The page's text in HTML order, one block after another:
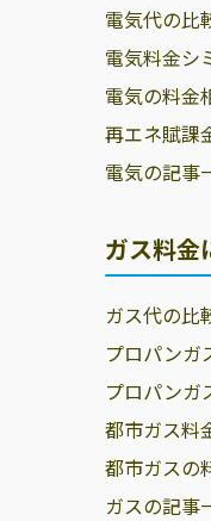
電気代の比
電気料金シ
電気の料金
再エネ賦課
電気の記事
ガス料金
ガス代の比
プロパンガ
プロパンガ
都市ガス料
都市ガスの
ガスの記事